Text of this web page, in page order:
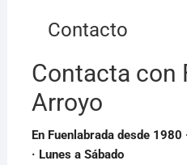
Contacto
Contacta con
Arroyo
En Fuenlabrada desde
· Lunes a Sábado
Asesor El Arroyo